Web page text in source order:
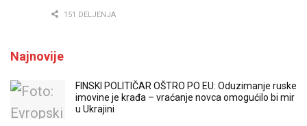
151 DELJENJA
Najnovije
FINSKI POLITIČAR OŠTRO PO EU: Oduzimanje ruske
imovine je krađa – vraćanje novca omogućilo bi mir
u Ukrajini